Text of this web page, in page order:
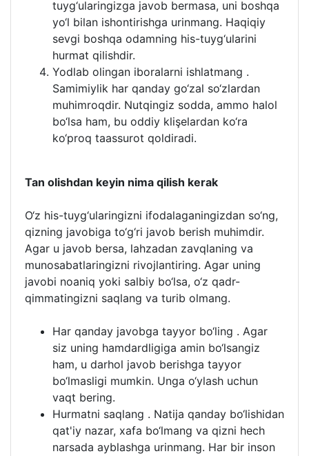
tuyg‘ularingizga javob bermasa, uni boshqa
yo‘l bilan ishontirishga urinmang. Haqiqiy
sevgi boshqa odamning his-tuyg‘ularini
hurmat qilishdir.
Yodlab olingan iboralarni ishlatmang .
Samimiylik har qanday go‘zal so‘zlardan
muhimroqdir. Nutqingiz sodda, ammo halol
bo‘lsa ham, bu oddiy klişelardan ko‘ra
ko‘proq taassurot qoldiradi.
Tan olishdan keyin nima qilish kerak
O‘z his-tuyg‘ularingizni ifodalaganingizdan so‘ng,
qizning javobiga to‘g‘ri javob berish muhimdir.
Agar u javob bersa, lahzadan zavqlaning va
munosabatlaringizni rivojlantiring. Agar uning
javobi noaniq yoki salbiy bo‘lsa, o‘z qadr-
qimmatingizni saqlang va turib olmang.
Har qanday javobga tayyor bo‘ling . Agar
siz uning hamdardligiga amin bo‘lsangiz
ham, u darhol javob berishga tayyor
bo‘lmasligi mumkin. Unga o‘ylash uchun
vaqt bering.
Hurmatni saqlang . Natija qanday bo‘lishidan
qat'iy nazar, xafa bo‘lmang va qizni hech
narsada ayblashga urinmang. Har bir inson